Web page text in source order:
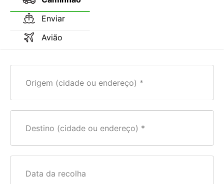
Enviar
Avião
Origem (cidade ou endereço)
Destino (cidade ou endereço)
Data da recolha